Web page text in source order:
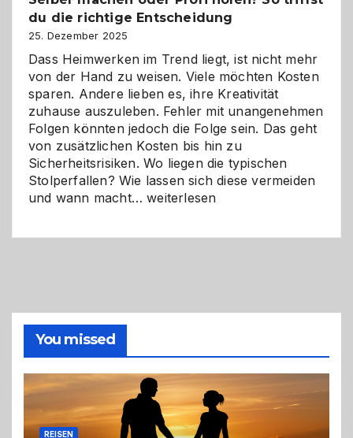
und
Zukunft
du die richtige Entscheidung
25. Dezember 2025
Dass Heimwerken im Trend liegt, ist nicht mehr
von der Hand zu weisen. Viele möchten Kosten
sparen. Andere lieben es, ihre Kreativität
zuhause auszuleben. Fehler mit unangenehmen
Folgen könnten jedoch die Folge sein. Das geht
von zusätzlichen Kosten bis hin zu
Sicherheitsrisiken. Wo liegen die typischen
Stolperfallen? Wie lassen sich diese vermeiden
und wann macht…Selber
richtige
Entscheidung
weiterlesen
You missed
REISEN